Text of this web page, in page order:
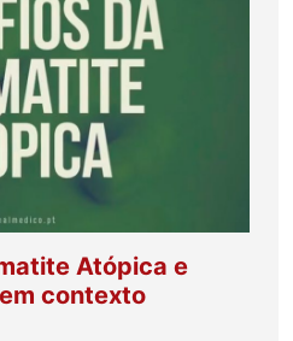
Atópica e
contexto